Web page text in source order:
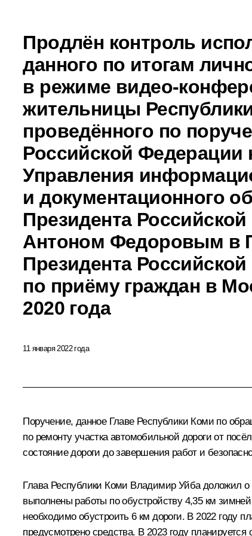
Продлён контроль
данного по итогам
в режиме видео-
жительницы
проведённого по
Российской Федерации
Управления
и документационного
Президента
Антоном Федоровым в
Президента
по приёму граждан в
2020 года
11 января 2022 года
Поручение, данное Главе Республики Коми по
по ремонту участка автомобильной дороги от
состояние дороги до завершения работ и
Глава Республики Коми Владимир Уйба доложил о
выполнены работы по обустройству 4,35 км
необходимо обустроить 6 км дороги. В 2022 году
предусмотрено средства. В 2023 году